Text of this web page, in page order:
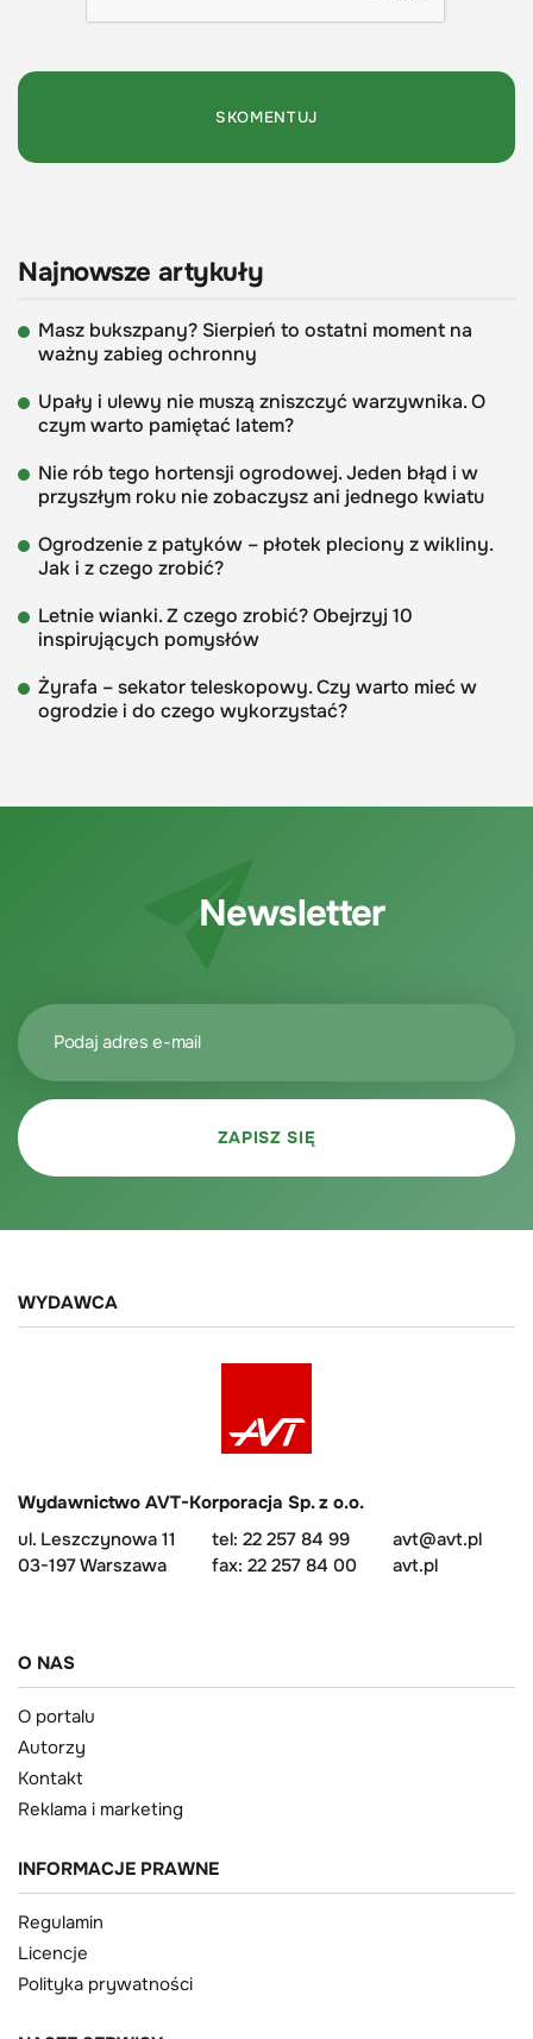
Najnowsze artykuły
Masz bukszpany? Sierpień to ostatni moment na
ważny zabieg ochronny
Upały i ulewy nie muszą zniszczyć warzywnika. O
czym warto pamiętać latem?
Nie rób tego hortensji ogrodowej. Jeden błąd i w
przyszłym roku nie zobaczysz ani jednego kwiatu
Ogrodzenie z patyków – płotek pleciony z wikliny.
Jak i z czego zrobić?
Letnie wianki. Z czego zrobić? Obejrzyj 10
inspirujących pomysłów
Żyrafa – sekator teleskopowy. Czy warto mieć w
ogrodzie i do czego wykorzystać?
Newsletter
WYDAWCA
Wydawnictwo AVT-Korporacja Sp. z o.o.
ul. Leszczynowa 11
03-197 Warszawa
tel: 22 257 84 99
fax: 22 257 84 00
avt@avt.pl
avt.pl
O NAS
O portalu
Autorzy
Kontakt
Reklama i marketing
INFORMACJE PRAWNE
Regulamin
Licencje
Polityka prywatności